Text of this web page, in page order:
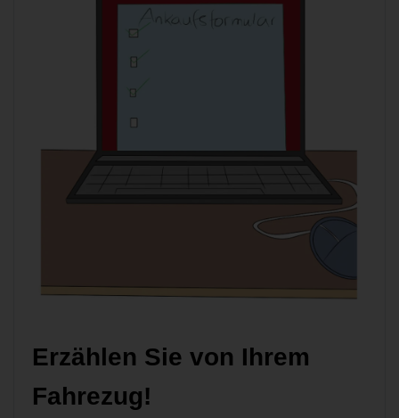
Erzählen Sie von Ihrem
Fahrezug!